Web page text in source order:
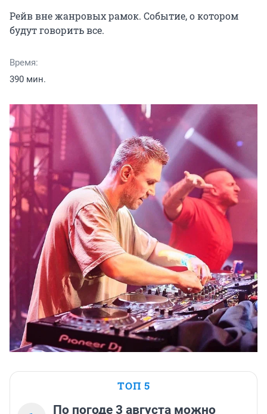
Рейв вне жанровых рамок. Событие, о котором
будут говорить все.
Время:
390 мин.
ТОП 5
По погоде 3 августа можно